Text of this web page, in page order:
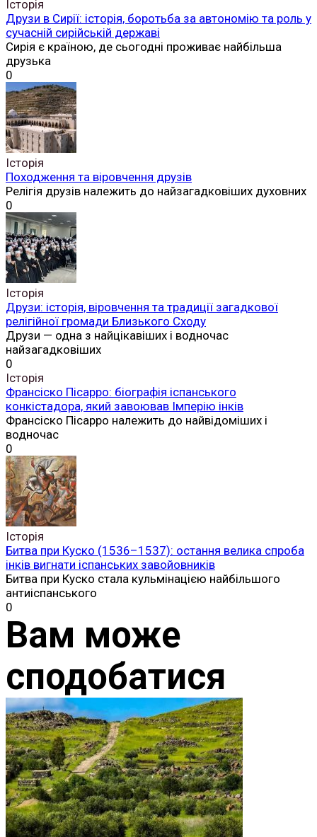
Історія
Друзи в Сирії: історія, боротьба за автономію та роль у
сучасній сирійській державі
Сирія є країною, де сьогодні проживає найбільша
друзька
0
Історія
Походження та віровчення друзів
Релігія друзів належить до найзагадковіших духовних
0
Історія
Друзи: історія, віровчення та традиції загадкової
релігійної громади Близького Сходу
Друзи — одна з найцікавіших і водночас
найзагадковіших
0
Історія
Франсіско Пісарро: біографія іспанського
конкістадора, який завоював Імперію інків
Франсіско Пісарро належить до найвідоміших і
водночас
0
Історія
Битва при Куско (1536–1537): остання велика спроба
інків вигнати іспанських завойовників
Битва при Куско стала кульмінацією найбільшого
антиіспанського
0
Вам може
сподобатися